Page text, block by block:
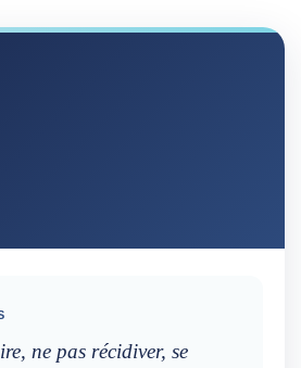
ne pas récidiver, se